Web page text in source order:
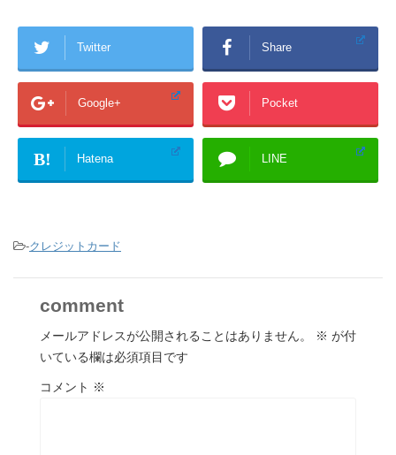
Twitter Share
Google+ Pocket
B! Hatena LINE
-クレジットカード
comment
メールアドレスが公開されることはありません。 ※ が付
いている欄は必須項目です
コメント ※